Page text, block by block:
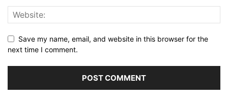
Save my name, email, and website in this browser for the
next time I comment.